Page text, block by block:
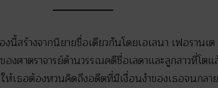
สร้างจากนิยายชื่อเดียวกันโดยเอเลนา เฟอรานเ
งศาตราจารย์ด้านวรรณคดีชื่อเลดาและลูกสาวที่โ
ให้เธอต้องหวนคิดถึงอดีตที่มีเงื่อนงำของเธอจนกล